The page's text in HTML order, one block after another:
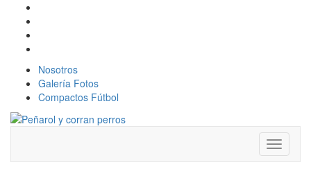
Nosotros
Galería Fotos
Compactos Fútbol
Toggle